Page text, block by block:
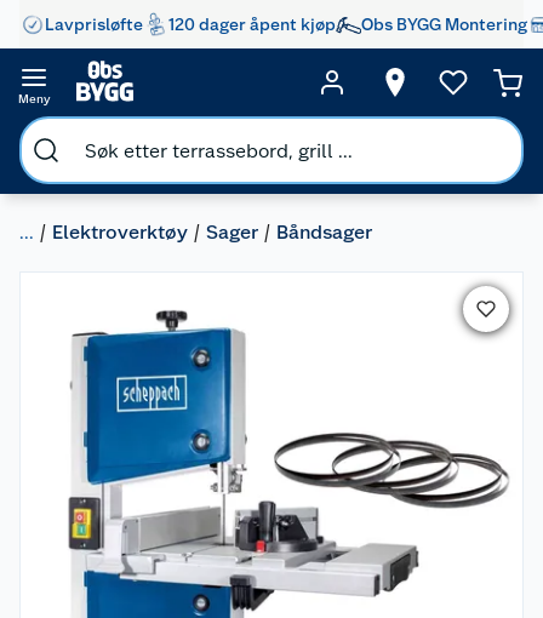
Lavprisløfte 120 dager åpent kjøp Obs BYGG Montering
Meny
... Elektroverktøy Sager Båndsager